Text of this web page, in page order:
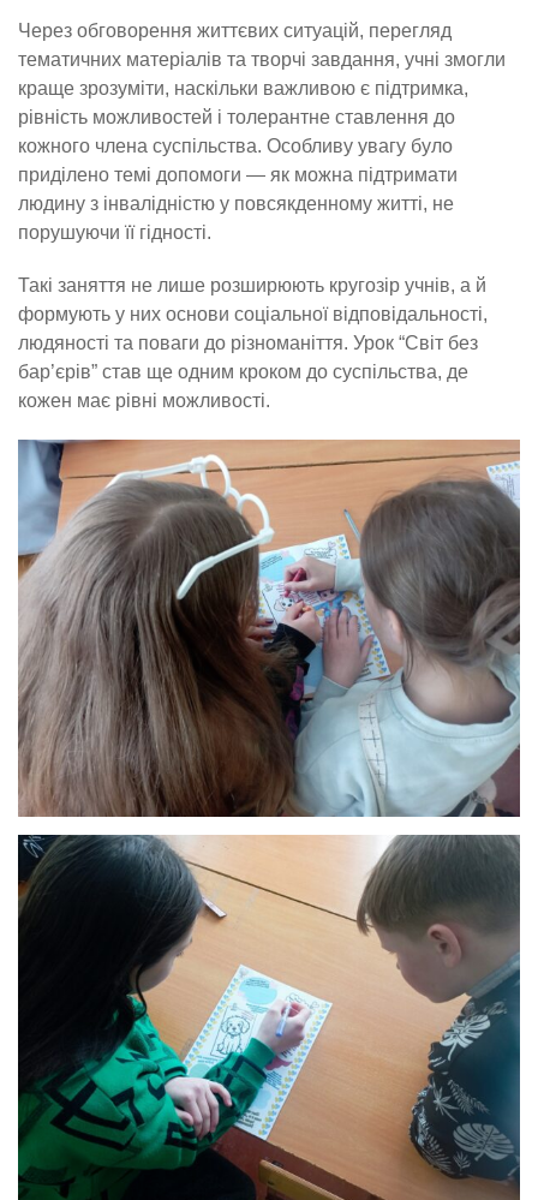
Через обговорення життєвих ситуацій, перегляд
тематичних матеріалів та творчі завдання, учні змогли
краще зрозуміти, наскільки важливою є підтримка,
рівність можливостей і толерантне ставлення до
кожного члена суспільства. Особливу увагу було
приділено темі допомоги — як можна підтримати
людину з інвалідністю у повсякденному житті, не
порушуючи її гідності.
Такі заняття не лише розширюють кругозір учнів, а й
формують у них основи соціальної відповідальності,
людяності та поваги до різноманіття. Урок “Світ без
бар’єрів” став ще одним кроком до суспільства, де
кожен має рівні можливості.